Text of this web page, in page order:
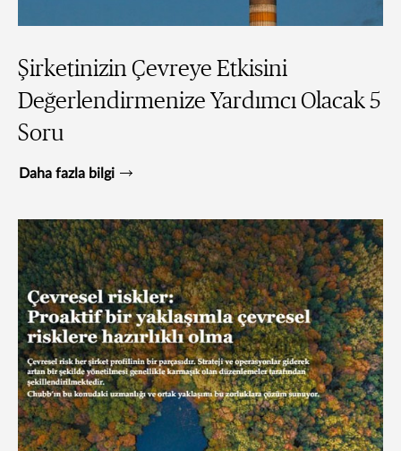
Şirketinizin Çevreye Etkisini
Değerlendirmenize Yardımcı Olacak 5
Soru
Daha fazla bilgi